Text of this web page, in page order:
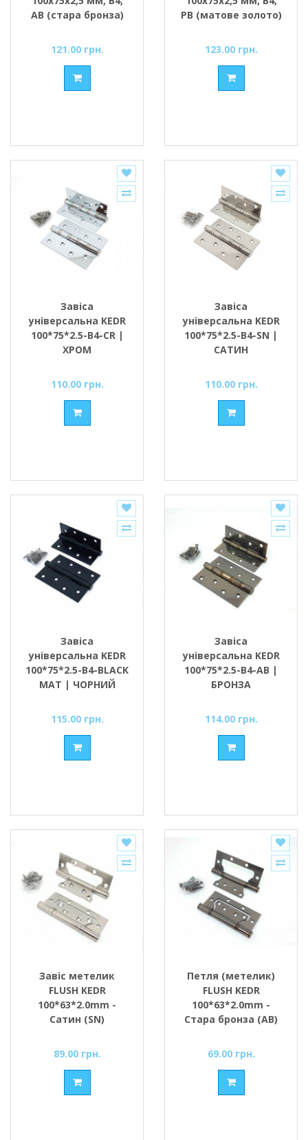
АВ (стара бронза)
121.00 грн.
PB (матове золото)
123.00 грн.
Завіса
універсальна KEDR
100*75*2.5-В4-CR |
ХРОМ
110.00 грн.
Завіса
універсальна KEDR
100*75*2.5-В4-SN |
САТИН
110.00 грн.
Завіса
універсальна KEDR
100*75*2.5-В4-BLACK
MAT | ЧОРНИЙ
115.00 грн.
Завіса
універсальна KEDR
100*75*2.5-В4-AB |
БРОНЗА
114.00 грн.
Завіс метелик
FLUSH KEDR
100*63*2.0mm -
Сатин (SN)
89.00 грн.
Петля (метелик)
FLUSH KEDR
100*63*2.0mm -
Стара бронза (AB)
69.00 грн.